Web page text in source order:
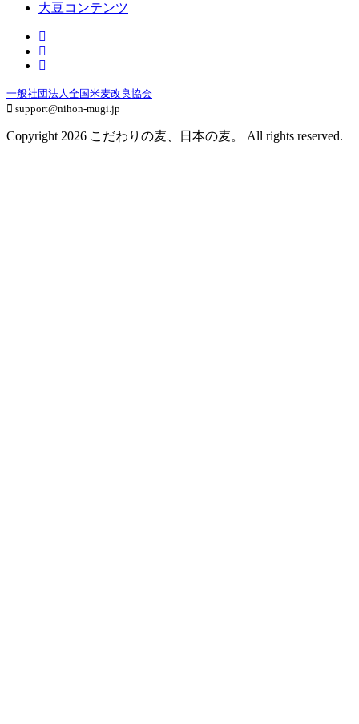
大豆コンテンツ
一般社団法人全国米麦改良協会
support@nihon-mugi.jp
Copyright 2026 こだわりの麦、日本の麦。 All rights reserved.